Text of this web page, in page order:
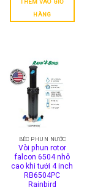
HÀNG
BÉC PHUN NƯỚC
Vòi phun rotor
falcon 6504 nhô
cao khi tưới 4 inch
RB6504PC
Rainbird